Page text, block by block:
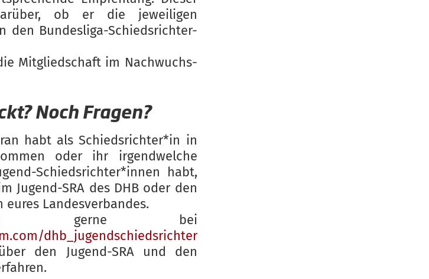
ob er die jeweiligen
den Bundesliga-Schiedsrichter-
Mitgliedschaft im Nachwuchs-
Noch Fragen?
habt als Schiedsrichter*in in
oder ihr irgendwelche
Schiedsrichter*innen habt,
Jugend-SRA des DHB oder den
Landesverbandes.
gerne bei
dhb_jugendschiedsrichter
den Jugend-SRA und den